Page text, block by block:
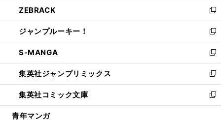
く
で
開
く
ド
ウ
で
開
く
ィ
ン
ド
ウ
で
開
く
い
ウ
ィ
ン
ド
ウ
で
開
く
ZEBRACK
新
し
い
ウ
ィ
ン
ド
ウ
で
開
ジャンプルーキー！
新
し
い
ウ
ィ
ン
ド
ウ
S-MANGA
新
し
い
ウ
ィ
ン
集英社ジャンプリミックス
新
し
い
ウ
集英社コミック文庫
新
し
青年マンガ